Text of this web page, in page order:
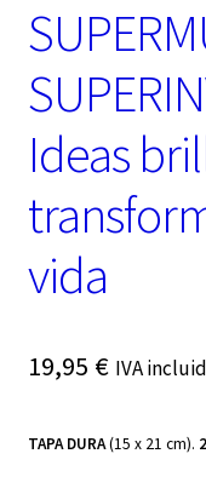
Ideas
vida
19,95 € IVA
TAPA DURA(15 x 21 cm).